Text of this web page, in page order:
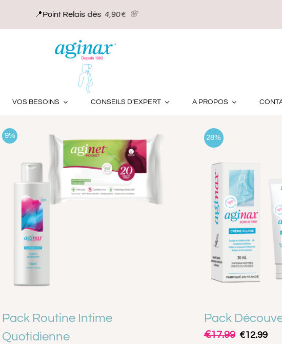
VOS BESOINS CONSEILS D’EXPERT A PROPOS
9%
Pack Routine Intime
Quotidienne
28%
Pack
€17.99 Le
€12.99Le